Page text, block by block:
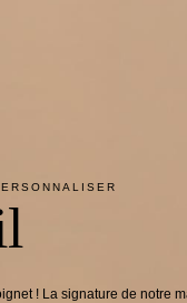
! La signature de notre